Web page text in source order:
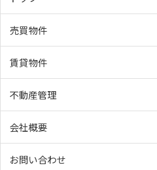
売買物件
賃貸物件
不動産管理
会社概要
お問い合わせ